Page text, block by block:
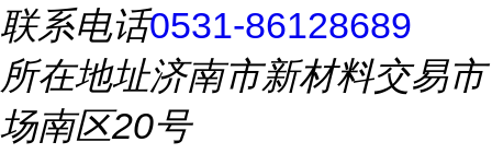
联系电话0531-86128689
所在地址济南市新材料交易市
场南区20号